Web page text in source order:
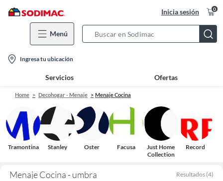
Inicia sesión 0
Menú
Bar
location-
icon
Ingresa tu ubicación
Servicios Ofertas
Home Decohogar - Menaje Menaje Cocina
Tramontina Stanley Oster Facusa
Just Home
Collection
Record
Menaje Cocina - umbra Resultados (4)